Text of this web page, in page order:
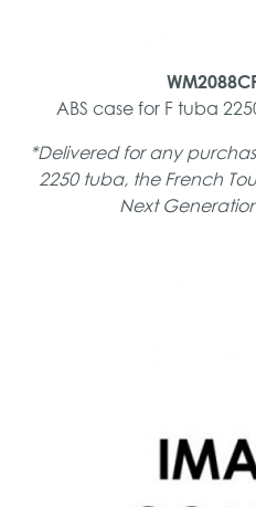
ABS case for F tuba
*Delivered for any
2250 tuba, the French
Next